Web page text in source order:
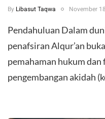
By Libasut Taqwa November
Pendahuluan Dalam
penafsiran Alqur’an
pemahaman hukum
pengembangan akidah